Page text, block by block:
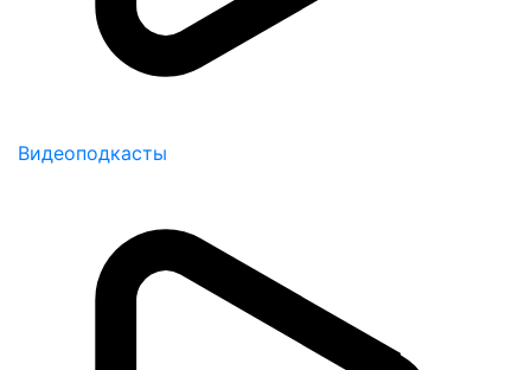
Видеоподкасты